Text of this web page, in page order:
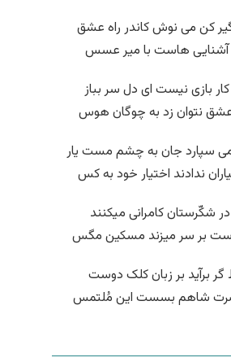
کن می نوش کاندر راه عشق
آشنایی هاست با میر عسس
بازی نیست ای دل سر بباز
عشق نتوان زد به چوگان هوس
سپارد جان به چشم مست یار
ندادند اختیار خود به کس
شکّرستان کامرانی میکنند
بر سر میزند مسکین مگس
گر برآید بر زبان کلک دوست
شاهم بسست این مُلتمس